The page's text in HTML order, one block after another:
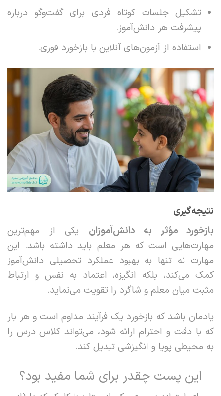
تشکیل جلسات کوتاه فردی برای گفت‌وگو درباره
پیشرفت هر دانش‌آموز.
استفاده از آزمون‌های آنلاین با بازخورد فوری.
نتیجه‌گیری
بازخورد مؤثر به دانش‌آموزان یکی از مهم‌ترین
مهارت‌هایی است که هر معلم باید داشته باشد. این
مهارت نه تنها به بهبود عملکرد تحصیلی دانش‌آموز
کمک می‌کند، بلکه انگیزه، اعتماد به نفس و ارتباط
مثبت میان معلم و شاگرد را تقویت می‌نماید.
یادمان باشد که بازخورد یک فرآیند مداوم است و هر بار
که با دقت و احترام ارائه شود، می‌تواند کلاس درس را
به محیطی پویا و انگیزشی تبدیل کند.
این پست چقدر برای شما مفید بود؟